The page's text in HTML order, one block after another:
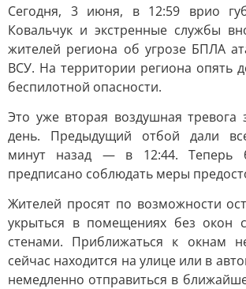
Сегодня, 3 июня, в 12:59 врио
Ковальчук и экстренные службы
жителей региона об угрозе БПЛА
ВСУ. На территории региона опять
беспилотной опасности.
Это уже вторая воздушная тревога
день. Предыдущий отбой дали
минут назад — в 12:44. Теперь
предписано соблюдать меры
Жителей просят по возможности
укрыться в помещениях без окон
стенами. Приближаться к окнам
сейчас находится на улице или в
немедленно отправиться в